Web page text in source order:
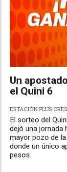
Un
el Quini 6
ESTACIÓN PLUS
El sorteo del
dejó una jornada
mayor pozo de
donde un único
pesos.